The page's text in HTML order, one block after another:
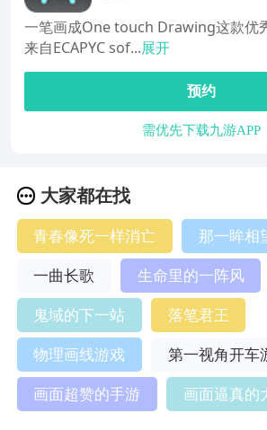
一笔画成One touch Drawing这款优
来自ECAPYC sof...展开
预约
需优先下载九游APP
大家都在找
青春像死一样消亡
那一眸相
一曲长歌
生命里的一阵风
鬼域的下一站
落笔君王
物理画线游戏
第一视角开车
画面超赞的手游
画面逼真的